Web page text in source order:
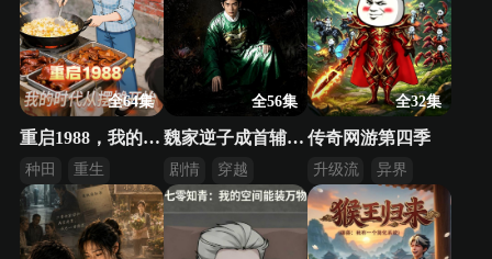
全64集
重启1988，我的时代从摆摊开始
种田
重生
年代
全56集
魏家逆子成首辅第四季：春袍篇
剧情
穿越
逆袭
全32集
传奇网游第四季
升级流
异界
脑洞